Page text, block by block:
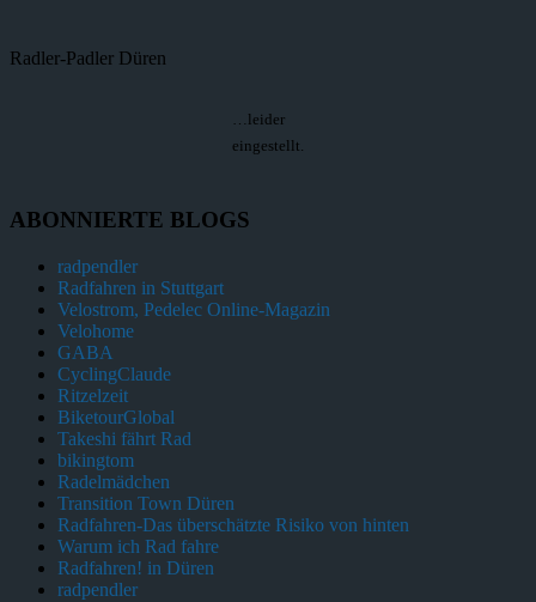
Radler-Padler Düren
…leider
eingestellt.
ABONNIERTE BLOGS
radpendler
Radfahren in Stuttgart
Velostrom, Pedelec Online-Magazin
Velohome
GABA
CyclingClaude
Ritzelzeit
BiketourGlobal
Takeshi fährt Rad
bikingtom
Radelmädchen
Transition Town Düren
Radfahren-Das überschätzte Risiko von hinten
Warum ich Rad fahre
Radfahren! in Düren
radpendler